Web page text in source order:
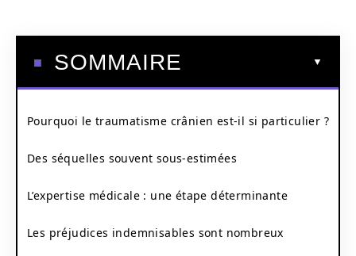
SOMMAIRE
Pourquoi le traumatisme crânien est-il si particulier ?
Des séquelles souvent sous-estimées
L’expertise médicale : une étape déterminante
Les préjudices indemnisables sont nombreux